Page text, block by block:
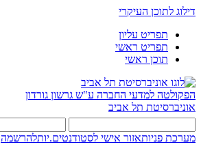
דילוג לתוכן העיקרי
תפריט עליון
תפריט ראשי
תוכן ראשי
הפקולטה למדעי החברה ע"ש גרשון גורדון
אוניברסיטת תל אביב
מערכת פניותאזור אישי לסטודנטים.יותלהרשמה